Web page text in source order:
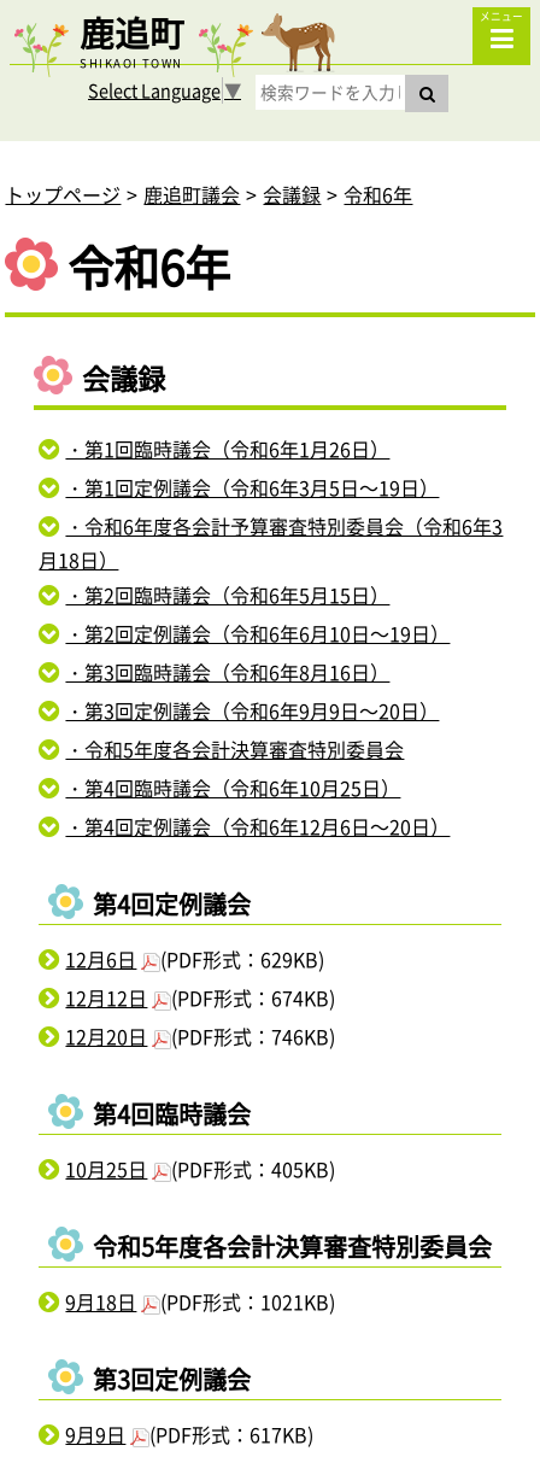
鹿追町
SHIKAOI TOWN
メニュー
Select Language▼
トップページ 鹿追町議会 会議録 令和6年
令和6年
会議録
・第1回臨時議会（令和6年1月26日）
・第1回定例議会（令和6年3月5日～19日）
・令和6年度各会計予算審査特別委員会（令和6年3
月18日）
・第2回臨時議会（令和6年5月15日）
・第2回定例議会（令和6年6月10日～19日）
・第3回臨時議会（令和6年8月16日）
・第3回定例議会（令和6年9月9日～20日）
・令和5年度各会計決算審査特別委員会
・第4回臨時議会（令和6年10月25日）
・第4回定例議会（令和6年12月6日～20日）
第4回定例議会
12月6日
(PDF形式：629KB)
12月12日
(PDF形式：674KB)
12月20日
(PDF形式：746KB)
第4回臨時議会
10月25日 (PDF形式：405KB)
令和5年度各会計決算審査特別委員会
9月18日 (PDF形式：1021KB)
第3回定例議会
9月9日
(PDF形式：617KB)